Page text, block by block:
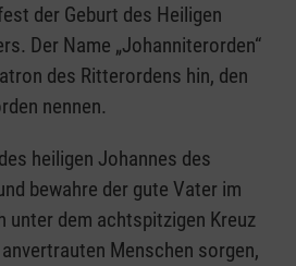
der Geburt des Heiligen
Der Name „Johanniterorden“
des Ritterordens hin, den
nennen.
heiligen Johannes des
bewahre der gute Vater im
unter dem achtspitzigen Kreuz
Menschen sorgen,